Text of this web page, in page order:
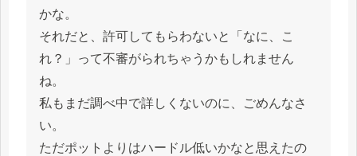
かな。
それだと、許可してもらわないと「なに、こ
れ？」って不審がられちゃうかもしれません
ね。
私もまだ調べ中で詳しくないのに、ごめんなさ
い。
ただポットよりはハードル低いかなと思えたの